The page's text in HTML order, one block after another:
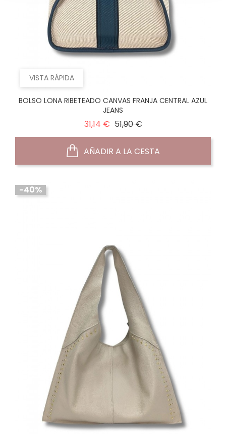
VISTA RÁPIDA
BOLSO LONA RIBETEADO CANVAS FRANJA CENTRAL AZUL
JEANS
31,14 € Precio
51,90 €Precio
AÑADIR A LA CESTA
-40%